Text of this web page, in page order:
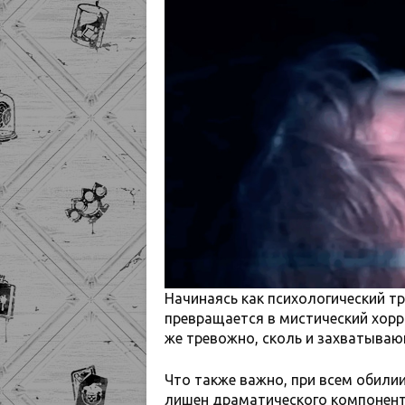
Начинаясь как психологический
превращается в мистический
же тревожно, сколь и
Что также важно, при всем
лишен драматического